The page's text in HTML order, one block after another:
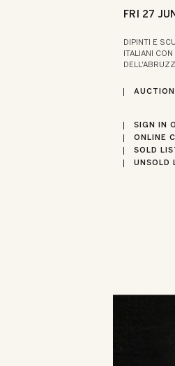
FRI 27
DIPINTI E
ITALIANI
SIGN IN
ONLINE
SOLD
UNSOLD